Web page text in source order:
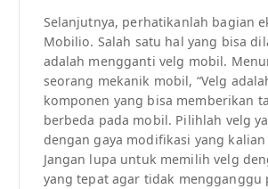
Selanjutnya, perhatikanlah bagian
Mobilio. Salah satu hal yang bisa
adalah mengganti velg mobil.
seorang mekanik mobil, “Velg
komponen yang bisa memberikan
berbeda pada mobil. Pilihlah velg
dengan gaya modifikasi yang
Jangan lupa untuk memilih velg
yang tepat agar tidak mengganggu